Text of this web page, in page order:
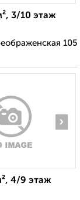
3/10 этаж
105
›
4/9 этаж